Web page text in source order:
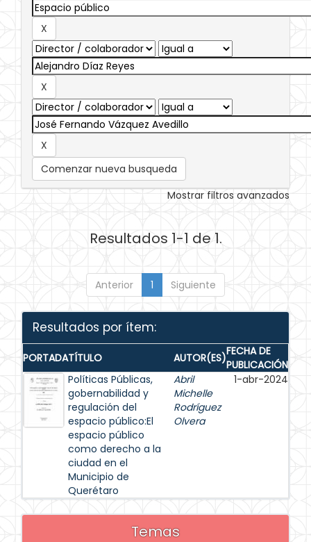
Comenzar nueva busqueda
Mostrar filtros avanzados
Resultados 1-1 de 1.
Anterior 1 Siguiente
Resultados por ítem:
PORTADATÍTULO AUTOR(ES)FECHA DE
PUBLICACIÓN
Políticas Públicas,
gobernabilidad y
regulación del
espacio público:El
espacio público
como derecho a la
ciudad en el
Municipio de
Querétaro
Abril
Michelle
Rodríguez
Olvera
1-abr-2024
Temas